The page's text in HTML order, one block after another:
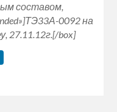
составом,
0092 на
27.11.12г.[/box]